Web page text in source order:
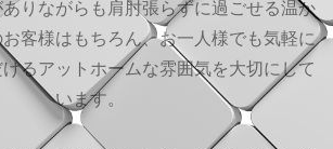
りながらも肩肘張らずに過ごせる温か
客様はもちろん、お一人様でも気軽に
るアットホームな雰囲気を大切にして
います。